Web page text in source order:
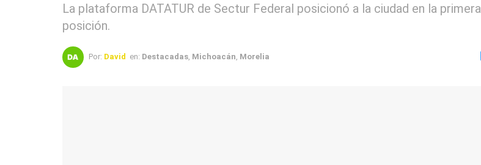
La plataforma DATATUR de Sectur Federal posicionó a la ciudad en la primera
posición.
Por: David en: Destacadas Michoacán Morelia